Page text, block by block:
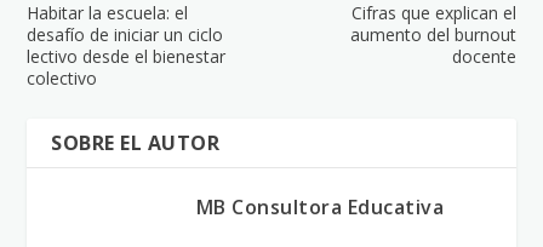
Habitar la escuela: el
desafío de iniciar un ciclo
lectivo desde el bienestar
colectivo
Cifras que explican el
aumento del burnout
docente
SOBRE EL AUTOR
MB Consultora Educativa